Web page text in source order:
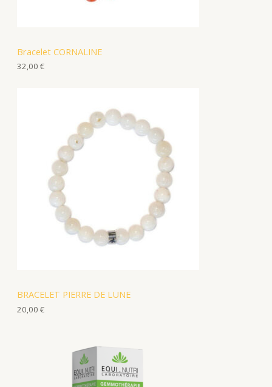
Bracelet CORNALINE
32,00 €
BRACELET PIERRE DE LUNE
20,00 €